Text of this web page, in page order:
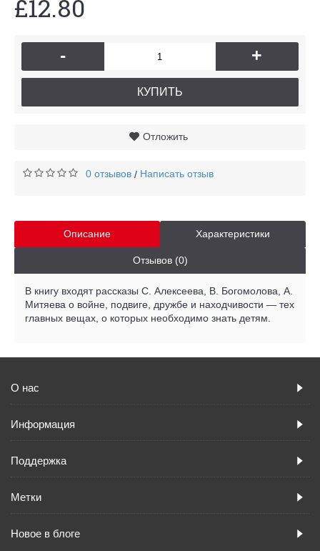
£12.80
- +
КУПИТЬ
Отложить
0 отзывов / Написать отзыв
Описание Характеристики
Отзывов (0)
В книгу входят рассказы С. Алексеева, В. Богомолова, А.
Митяева о войне, подвиге, дружбе и находчивости — тех
главных вещах, о которых необходимо знать детям.
О нас
Информация
Поддержка
Метки
Новое в блоге